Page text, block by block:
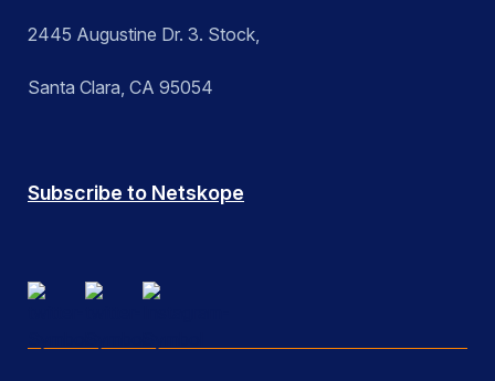
2445 Augustine Dr. 3. Stock,
Santa Clara, CA 95054
Subscribe to Netskope